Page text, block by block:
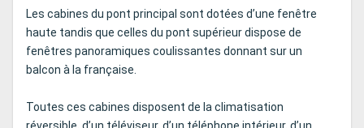
Les cabines du pont principal sont dotées d’une fenêtre
haute tandis que celles du pont supérieur dispose de
fenêtres panoramiques coulissantes donnant sur un
balcon à la française.
Toutes ces cabines disposent de la climatisation